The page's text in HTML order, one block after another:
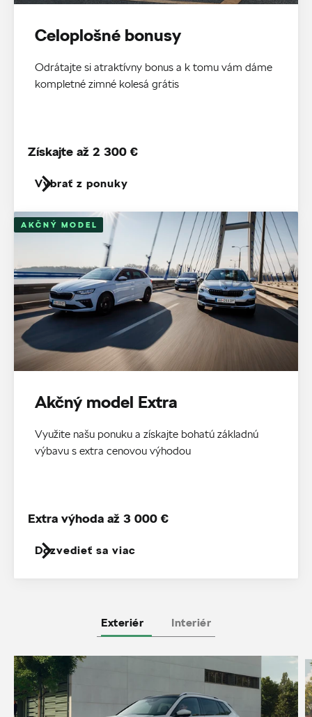
Celoplošné bonusy
Odrátajte si atraktívny bonus a k tomu vám dáme
kompletné zimné kolesá grátis
Vybrať z ponuky
Získajte až 2 300 €
AKČNÝ MODEL
Akčný model Extra
Využite našu ponuku a získajte bohatú základnú
výbavu s extra cenovou výhodou
Dozvedieť sa viac
Extra výhoda až 3 000 €
Exteriér Interiér